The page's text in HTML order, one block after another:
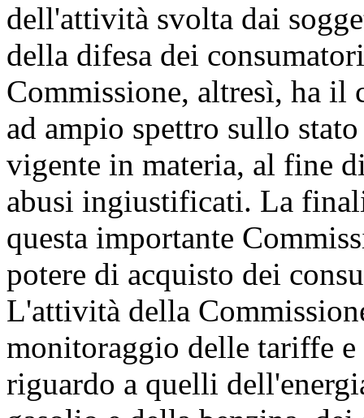
dell'attività svolta dai
della difesa dei
Commissione, altresì, ha
ad ampio spettro sullo
vigente in materia, al fine
abusi ingiustificati. La
questa importante
potere di acquisto dei
L'attività della
monitoraggio delle tariffe
riguardo a quelli